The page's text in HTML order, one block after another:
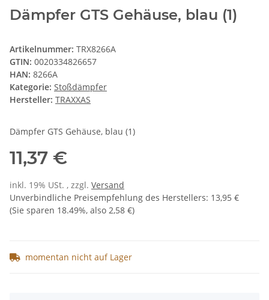
Dämpfer GTS Gehäuse, blau (1)
Artikelnummer: TRX8266A
GTIN: 0020334826657
HAN: 8266A
Kategorie: Stoßdämpfer
Hersteller: TRAXXAS
Dämpfer GTS Gehäuse, blau (1)
11,37 €
inkl. 19% USt. , zzgl. Versand
Unverbindliche Preisempfehlung des Herstellers: 13,95 €
(Sie sparen 18.49%, also 2,58 €)
momentan nicht auf Lager